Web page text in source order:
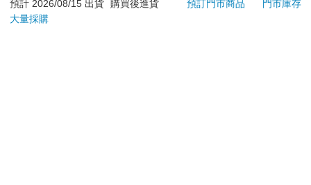
預計 2026/08/15 出貨
購買後進貨 預訂門市商品
門市庫存
大量採購